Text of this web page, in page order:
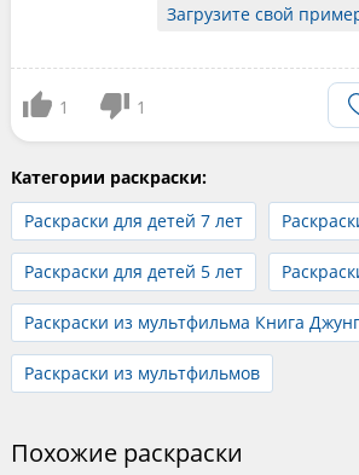
Загрузите свой
1 1
Категории раскраски:
Раскраски для детей 7 лет
Раскраски для детей 5 лет
Раскраски из мультфильма Книга
Раскраски из мультфильмов
Похожие раскраски